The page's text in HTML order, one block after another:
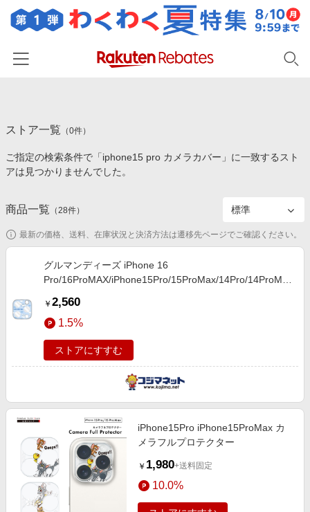
カテゴリー一覧
百貨店・総合ECモール
食品・スイーツ・お酒
コスメ・健康・医薬品
キッズ・ベビー用品
家電・PC・スマホ・カメラ
エンタメ
スポーツ・アウトドア・ゴルフ
インテリア・寝具
旅行・レジャー・ホテル予約
生活・お役立ち
金融・マネー・保険
デジタルコンテンツ
ビジネス・その他サービス
イベント一覧
初回購入者限定特典
対象ストア新規限定特典
電子書籍特集
楽天ペイ導入ストア
楽天サービス特集
とことん買い物チャレンジ
Apple公式サイト×楽天カード分割払い
Qoo10メガポ
ストア一覧 （0件）
ご指定の検索条件で「iphone15 pro カメラカバー」に一致するスト
アは見つかりませんでした。
商品一覧 （28件）
最新の価格、送料、在庫状況と決済方法は遷移先ページでご確認ください。
グルマンディーズ iPhone 16
Pro/16ProMAX/iPhone15Pro/15ProMax/14Pro/14ProMax
SANG-478CN
￥ 2,560
1.5%
ストアにすすむ
iPhone15Pro iPhone15ProMax カ
メラフルプロテクター
￥ 1,980+送料固定
10.0%